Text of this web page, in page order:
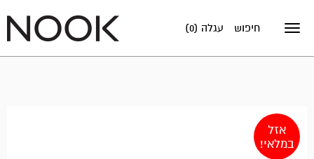
Toggle
עגלה (0) חיפוש
אזל
במלאי!